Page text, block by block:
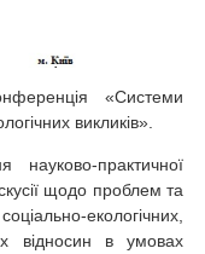
«Системи
викликів».
практичної
щодо проблем та
екологічних,
відносин в умовах